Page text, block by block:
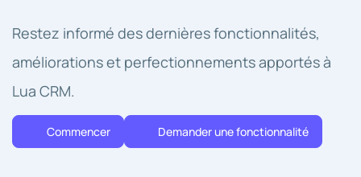
Restez informé des dernières fonctionnalités,
améliorations et perfectionnements apportés à
Lua CRM.
Commencer Demander une fonctionnalité